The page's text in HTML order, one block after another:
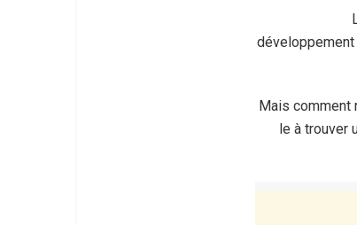
Mais comment
le à trouver